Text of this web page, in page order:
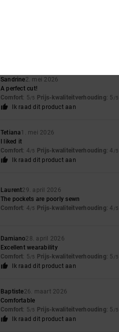
Sandrine2. mei 2026
A perfect cut!
Comfort: 5/5 Prijs-kwaliteitverhouding: 5 /5
Ik raad dit product aan
Tetiana1. mei 2026
I liked it
Comfort: 4/5 Prijs-kwaliteitverhouding: 4 /5
Ik raad dit product aan
Laurent29. april 2026
The pockets are poorly sewn
Comfort: 4/5 Prijs-kwaliteitverhouding: 4 /5
Damiano28. april 2026
Excellent wearability
Comfort: 5/5 Prijs-kwaliteitverhouding: 5 /5
Ik raad dit product aan
Baptiste26. maart 2026
Comfortable
Comfort: 5/5 Prijs-kwaliteitverhouding: 5 /5
Ik raad dit product aan